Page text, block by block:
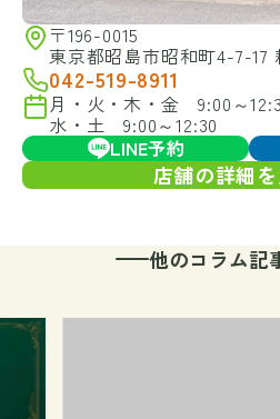
〒196-0015
東京都昭島市昭和町4-7-17
042-519-8911
月・火・木・金 9:00～
水・土 9:00～12:30
LINE予約
店舗の詳細
他のコラム記